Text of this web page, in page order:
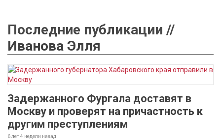
Последние публикации //
Иванова Элля
Задержанного Фургала доставят в
Москву и проверят на причастность к
другим преступлениям
6 лет 4 недели назад